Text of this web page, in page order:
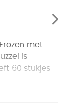
met
is
60 stukjes